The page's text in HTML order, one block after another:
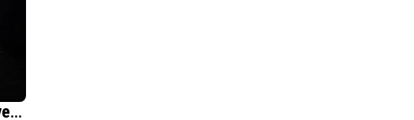
La mort est le meilleur sauf-conduit vers l'oubli.